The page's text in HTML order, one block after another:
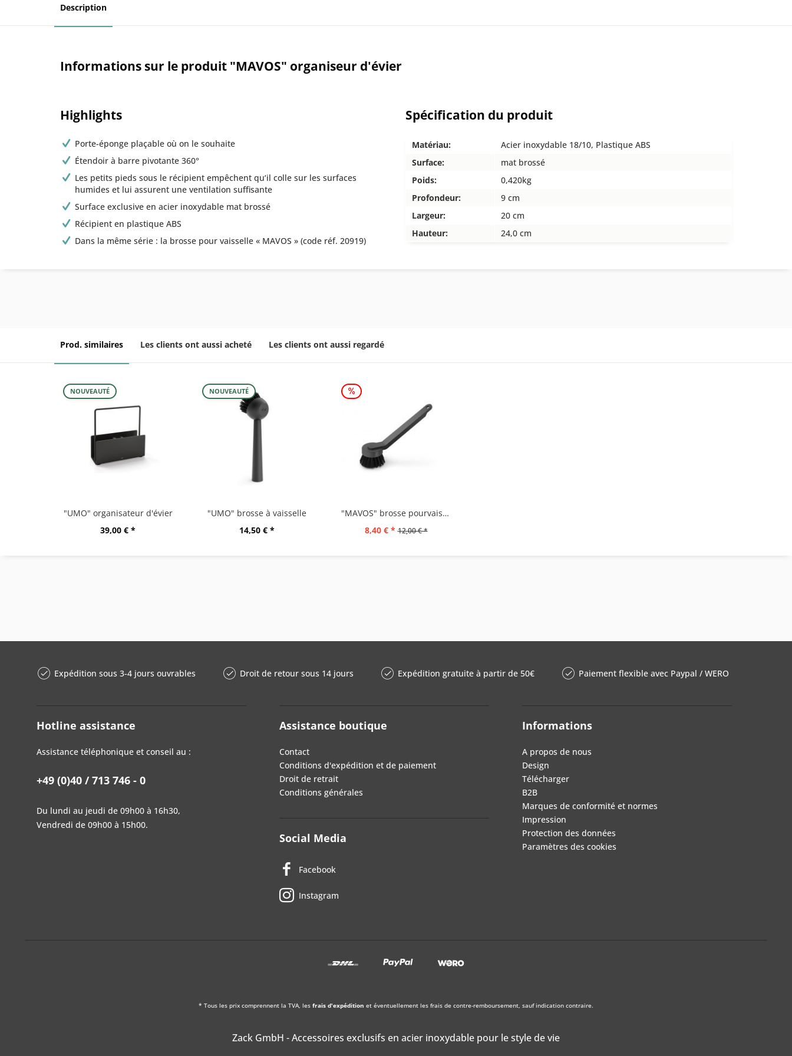
Description
Informations sur le produit "MAVOS" organiseur d'évier
Highlights
Porte-éponge plaçable où on le souhaite
Étendoir à barre pivotante 360°
Les petits pieds sous le récipient empêchent qu‘il colle sur les surfaces
humides et lui assurent une ventilation suffisante
Surface exclusive en acier inoxydable mat brossé
Récipient en plastique ABS
Dans la même série : la brosse pour vaisselle « MAVOS » (code réf. 20919)
Spécification du produit
Matériau:
Acier inoxydable 18/10, Plastique ABS
Surface:
mat brossé
Poids:
0,420kg
Profondeur:
9 cm
Largeur:
20 cm
Hauteur:
24,0 cm
Prod. similaires Les clients ont aussi acheté Les clients ont aussi regardé
NOUVEAUTÉ
"UMO" organisateur d'évier
39,00 € *
NOUVEAUTÉ
"UMO" brosse à vaisselle
14,50 € *
"MAVOS" brosse pourvaisselle
8,40 € * 12,00 € *
Expédition sous 3-4 jours ouvrables Droit de retour sous 14 jours Expédition gratuite à partir de 50€ Paiement flexible avec Paypal / WERO
Hotline assistance
Assistance téléphonique et conseil au :
+49 (0)40 / 713 746 - 0
Du lundi au jeudi de 09h00 à 16h30,
Vendredi de 09h00 à 15h00.
Assistance boutique
Contact
Conditions d'expédition et de paiement
Droit de retrait
Conditions générales
Social Media
Facebook
Instagram
Informations
A propos de nous
Design
Télécharger
B2B
Marques de conformité et normes
Impression
Protection des données
Paramètres des cookies
* Tous les prix comprennent la TVA, les frais d'expédition et éventuellement les frais de contre-remboursement, sauf indication contraire.
Zack GmbH - Accessoires exclusifs en acier inoxydable pour le style de vie